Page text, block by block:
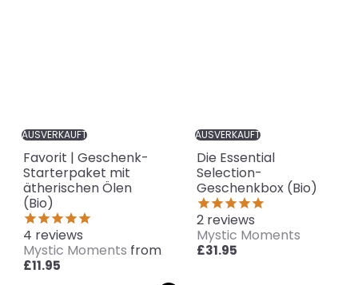
AUSVERKAUFT
Favorit | Geschenk-
Starterpaket mit
ätherischen Ölen
(Bio)
4 reviews
Mystic Moments from
£11.95
AUSVERKAUFT
Die Essential
Selection-
Geschenkbox (Bio)
2 reviews
Mystic Moments
£31.95